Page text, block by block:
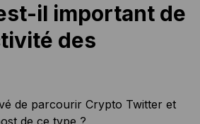
il important de
des
de parcourir Crypto Twitter et
de ce type ?